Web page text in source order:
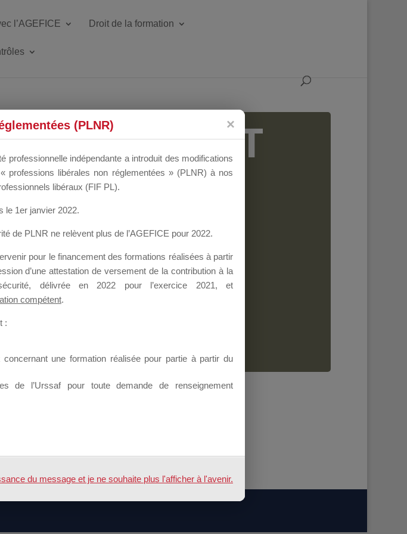
l’AGEFICE Droit de la formation
DIRIGEANT
à Propositions Mallette du Dirigeant.
un message ou poser une question.
(PLNR)
professionnelle indépendante a introduit des modifications
professions libérales non réglementées » (PLNR) à nos
libéraux (FIF PL).
le 1er janvier 2022.
de PLNR ne relèvent plus de l’AGEFICE pour 2022.
pour le financement des formations réalisées à partir
d’une attestation de versement de la contribution à la
délivrée en 2022 pour l’exercice 2021, et
compétent.
:
une formation réalisée pour partie à partir du
de l’Urssaf pour toute demande de renseignement
du message et je ne souhaite plus l'afficher à l'avenir.